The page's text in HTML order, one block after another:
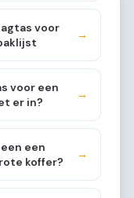
voor
→
voor een
er in?
→
een
koffer?
→